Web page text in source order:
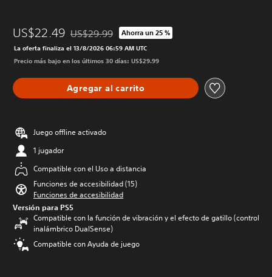
US$22.49 Rebajado del precio original de US$29.99
US$29.99 Ahorra un 25 %
La oferta finaliza el 13/8/2026 06:59 AM UTC
Precio más bajo en los últimos 30 días: US$29.99
Agregar al carrito
Juego offline activado
1 jugador
Compatible con el Uso a distancia
Funciones de accesibilidad (15)
Funciones de accesibilidad
Versión para PS5
Compatible con la función de vibración y el efecto de gatillo (control
inalámbrico DualSense)
Compatible con Ayuda de juego